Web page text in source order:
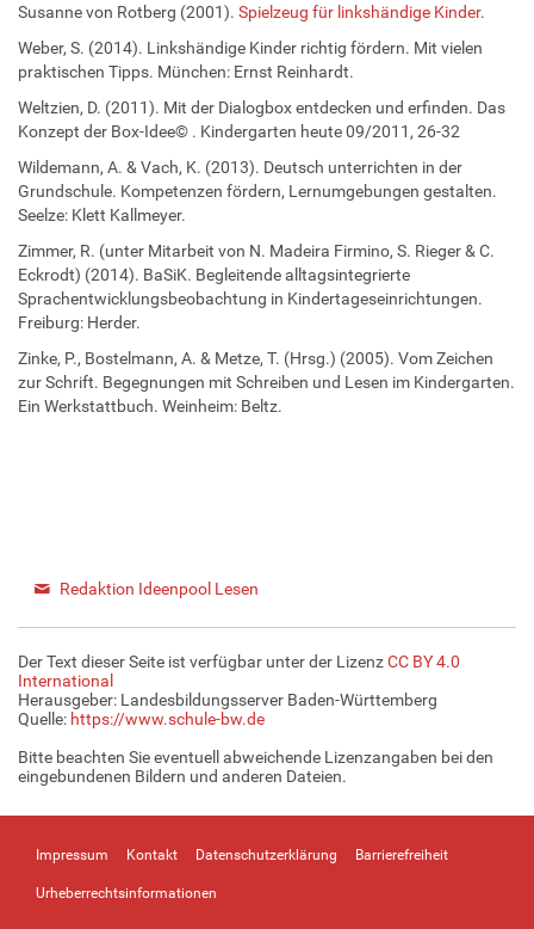
Susanne von Rotberg (2001). Spielzeug für linkshändige Kinder.
Weber, S. (2014). Linkshändige Kinder richtig fördern. Mit vielen
praktischen Tipps. München: Ernst Reinhardt.
Weltzien, D. (2011). Mit der Dialogbox entdecken und erfinden. Das
Konzept der Box-Idee© . Kindergarten heute 09/2011, 26-32
Wildemann, A. & Vach, K. (2013). Deutsch unterrichten in der
Grundschule. Kompetenzen fördern, Lernumgebungen gestalten.
Seelze: Klett Kallmeyer.
Zimmer, R. (unter Mitarbeit von N. Madeira Firmino, S. Rieger & C.
Eckrodt) (2014). BaSiK. Begleitende alltagsintegrierte
Sprachentwicklungsbeobachtung in Kindertageseinrichtungen.
Freiburg: Herder.
Zinke, P., Bostelmann, A. & Metze, T. (Hrsg.) (2005). Vom Zeichen
zur Schrift. Begegnungen mit Schreiben und Lesen im Kindergarten.
Ein Werkstattbuch. Weinheim: Beltz.
Redaktion Ideenpool Lesen
Der Text dieser Seite ist verfügbar unter der LizenzCC BY 4.0
International
Herausgeber: Landesbildungsserver Baden-Württemberg
Quelle: https://www.schule-bw.de
Bitte beachten Sie eventuell abweichende Lizenzangaben bei den
eingebundenen Bildern und anderen Dateien.
Impressum Kontakt Datenschutzerklärung Barrierefreiheit
Urheberrechtsinformationen